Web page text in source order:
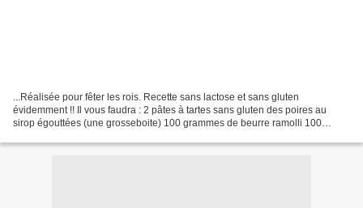
...Réalisée pour fêter les rois. Recette sans lactose et sans gluten
évidemment !! Il vous faudra : 2 pâtes à tartes sans gluten des poires au
sirop égouttées (une grosseboite) 100 grammes de beurre ramolli 100